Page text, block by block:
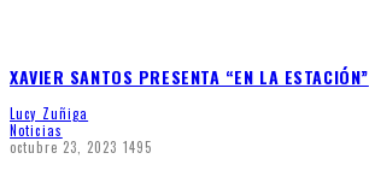
XAVIER SANTOS PRESENTA “EN LA ESTACIÓN”
Lucy Zuñiga
Noticias
octubre 23, 2023 1495